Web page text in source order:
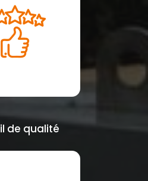
de qualité